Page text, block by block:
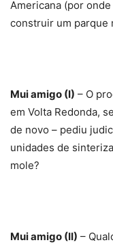
Americana (por
construir um parque
Mui amigo (I) – O
em Volta Redonda,
de novo – pediu
unidades de
mole?
Mui amigo (II) –